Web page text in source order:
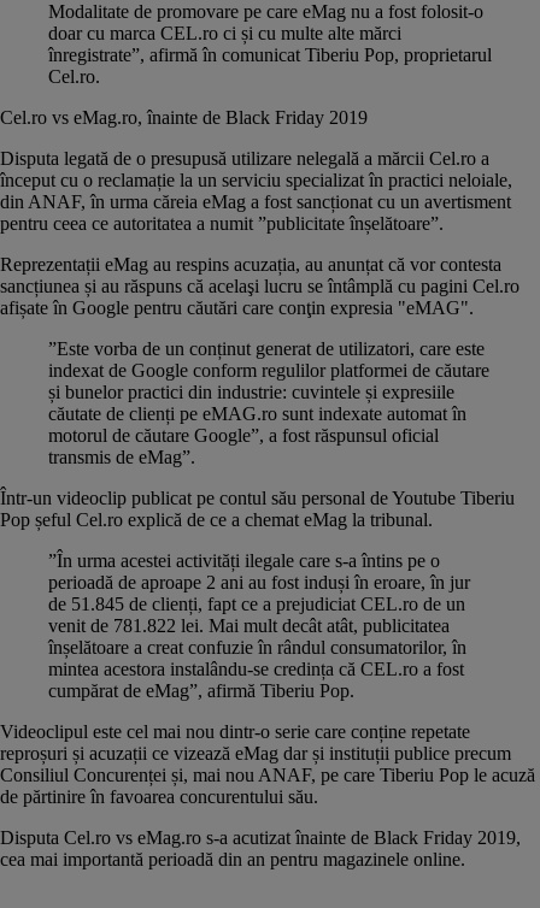
Modalitate de promovare pe care eMag nu a fost folosit-o
doar cu marca CEL.ro ci și cu multe alte mărci
înregistrate”, afirmă în comunicat Tiberiu Pop, proprietarul
Cel.ro.
Cel.ro vs eMag.ro, înainte de Black Friday 2019
Disputa legată de o presupusă utilizare nelegală a mărcii Cel.ro a
început cu o reclamație la un serviciu specializat în practici neloiale,
din ANAF, în urma căreia eMag a fost sancționat cu un avertisment
pentru ceea ce autoritatea a numit ”publicitate înșelătoare”.
Reprezentații eMag au respins acuzația, au anunțat că vor contesta
sancțiunea și au răspuns că acelaşi lucru se întâmplă cu pagini Cel.ro
afișate în Google pentru căutări care conţin expresia "eMAG".
”Este vorba de un conținut generat de utilizatori, care este
indexat de Google conform regulilor platformei de căutare
și bunelor practici din industrie: cuvintele și expresiile
căutate de clienți pe eMAG.ro sunt indexate automat în
motorul de căutare Google”, a fost răspunsul oficial
transmis de eMag”.
Într-un videoclip publicat pe contul său personal de Youtube Tiberiu
Pop șeful Cel.ro explică de ce a chemat eMag la tribunal.
”În urma acestei activități ilegale care s-a întins pe o
perioadă de aproape 2 ani au fost induși în eroare, în jur
de 51.845 de clienți, fapt ce a prejudiciat CEL.ro de un
venit de 781.822 lei. Mai mult decât atât, publicitatea
înșelătoare a creat confuzie în rândul consumatorilor, în
mintea acestora instalându-se credința că CEL.ro a fost
cumpărat de eMag”, afirmă Tiberiu Pop.
Videoclipul este cel mai nou dintr-o serie care conține repetate
reproșuri și acuzații ce vizează eMag dar și instituții publice precum
Consiliul Concurenței și, mai nou ANAF, pe care Tiberiu Pop le acuză
de părtinire în favoarea concurentului său.
Disputa Cel.ro vs eMag.ro s-a acutizat înainte de Black Friday 2019,
cea mai importantă perioadă din an pentru magazinele online.